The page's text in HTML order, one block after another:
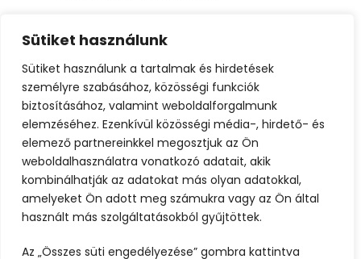
Sütiket használunk
Sütiket használunk a tartalmak és hirdetések
személyre szabásához, közösségi funkciók
biztosításához, valamint weboldalforgalmunk
elemzéséhez. Ezenkívül közösségi média-, hirdető- és
elemező partnereinkkel megosztjuk az Ön
weboldalhasználatra vonatkozó adatait, akik
kombinálhatják az adatokat más olyan adatokkal,
amelyeket Ön adott meg számukra vagy az Ön által
használt más szolgáltatásokból gyűjtöttek.
Az „Összes süti engedélyezése” gombra kattintva
(Fuerteventura)4 fő részére összesen
120.875 Ft Utazás időpontja: 2023. június 19-
25. Utazás...
Tovább